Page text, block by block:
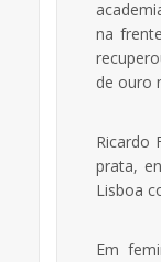
na
de ouro
Ricardo
prata,
Lisboa
Em